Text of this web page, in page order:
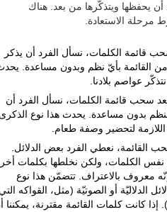
يحفظها ويتذكّرها من بعد. هناك
مرحلة الاستعادة.
قائمة الكلمات، نسأل الفرد أن يذكر
من القائمة بأيّ نظم وبدون مساعدة.
عواصم بلادنا.
سحب قائمة الكلمات، نسأل الفرد أن
بدون مساعدة. يحدث هذا نوع
اللازمة لتحضير وصفة طعام.
القائمة، نعطي الفرد بعض الدلائل.
نفس الكلمات، ولكن نخلطها بكلمات
معروف بالاعتراف. تتضمّن هذا نوع
الدلاليّة أو الصوتيّة (مثل، القواكه
إذا كانت كلمات القائمة مقترنة، يمكننا